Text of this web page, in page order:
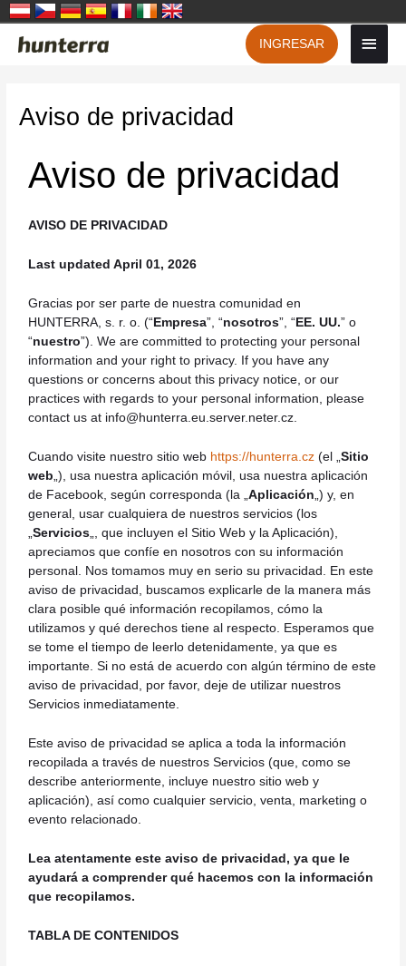
INGRESAR
Aviso de privacidad
Aviso de privacidad
AVISO DE PRIVACIDAD
Last updated April 01, 2026
Gracias por ser parte de nuestra comunidad en
HUNTERRA, s. r. o. (“ Empresa”, “nosotros”, “ EE. UU.” o
“nuestro”). We are committed to protecting your personal
information and your right to privacy. If you have any
questions or concerns about this privacy notice, or our
practices with regards to your personal information, please
contact us at info@hunterra.eu.server.neter.cz.
Cuando visite nuestro sitio web https://hunterra.cz (el „Sitio
web„), usa nuestra aplicación móvil, usa nuestra aplicación
de Facebook, según corresponda (la „Aplicación„) y, en
general, usar cualquiera de nuestros servicios (los
„Servicios„, que incluyen el Sitio Web y la Aplicación),
apreciamos que confíe en nosotros con su información
personal. Nos tomamos muy en serio su privacidad. En este
aviso de privacidad, buscamos explicarle de la manera más
clara posible qué información recopilamos, cómo la
utilizamos y qué derechos tiene al respecto. Esperamos que
se tome el tiempo de leerlo detenidamente, ya que es
importante. Si no está de acuerdo con algún término de este
aviso de privacidad, por favor, deje de utilizar nuestros
Servicios inmediatamente.
Este aviso de privacidad se aplica a toda la información
recopilada a través de nuestros Servicios (que, como se
describe anteriormente, incluye nuestro sitio web y
aplicación), así como cualquier servicio, venta, marketing o
evento relacionado.
Lea atentamente este aviso de privacidad, ya que le
ayudará a comprender qué hacemos con la información
que recopilamos.
TABLA DE CONTENIDOS